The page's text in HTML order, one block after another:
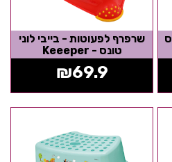
שרפרף לפעוטות - בייבי לוני
טונס - Keeeper
₪69.9